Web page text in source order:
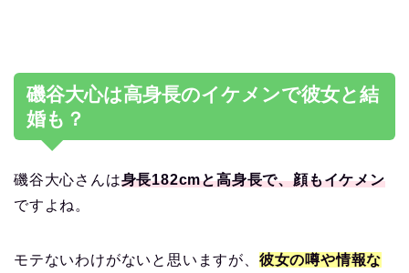
磯谷大心は高身長のイケメンで彼女と結
婚も？
磯谷大心さんは身長182cmと高身長で、顔もイケメン
ですよね。
モテないわけがないと思いますが、 彼女の噂や情報な